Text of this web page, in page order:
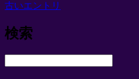
古いエントリ
検索